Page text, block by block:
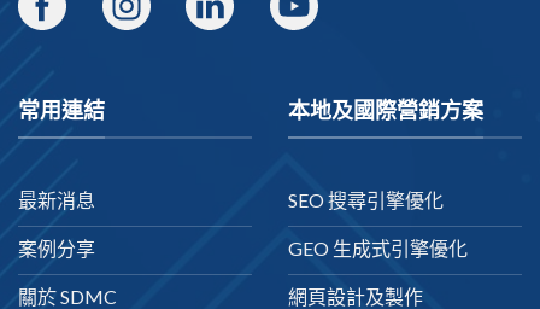
常用連結
最新消息
案例分享
關於 SDMC
本地及國際營銷方案
SEO 搜尋引擎優化
GEO 生成式引擎優化
網頁設計及製作